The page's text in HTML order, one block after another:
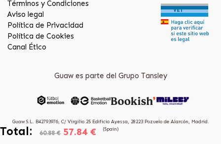
Total: 60.88 € 57.84 €
Términos y Condiciones
Aviso legal
Política de Privacidad
Política de Cookies
Canal Ético
Guaw es parte del Grupo Tansley
Guaw S.L. B42793976, C/ Virgilio 25 Edificio Ayessa, 28223 Pozuelo de Alarcón, Madrid.
(Spain)